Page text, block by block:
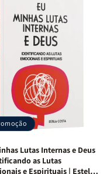
Lutas Internas e Deus
as Lutas
e Espirituais | Estela